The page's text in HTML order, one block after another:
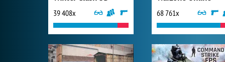
39 408x 68 761x